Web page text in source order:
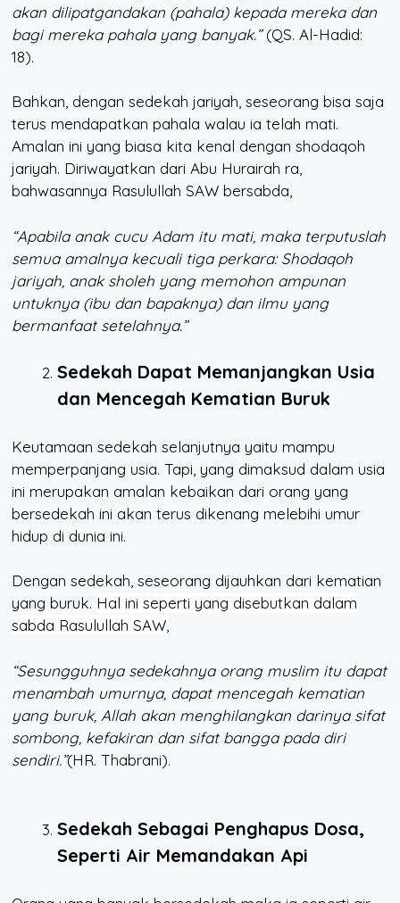
akan dilipatgandakan (pahala) kepada mereka dan
bagi mereka pahala yang banyak.”(QS. Al-Hadid:
18).
Bahkan, dengan sedekah jariyah, seseorang bisa saja
terus mendapatkan pahala walau ia telah mati.
Amalan ini yang biasa kita kenal dengan shodaqoh
jariyah. Diriwayatkan dari Abu Hurairah ra,
bahwasannya Rasulullah SAW bersabda,
“Apabila anak cucu Adam itu mati, maka terputuslah
semua amalnya kecuali tiga perkara: Shodaqoh
jariyah, anak sholeh yang memohon ampunan
untuknya (ibu dan bapaknya) dan ilmu yang
bermanfaat setelahnya.”
Sedekah Dapat Memanjangkan Usia
dan Mencegah Kematian Buruk
Keutamaan sedekah selanjutnya yaitu mampu
memperpanjang usia. Tapi, yang dimaksud dalam usia
ini merupakan amalan kebaikan dari orang yang
bersedekah ini akan terus dikenang melebihi umur
hidup di dunia ini.
Dengan sedekah, seseorang dijauhkan dari kematian
yang buruk. Hal ini seperti yang disebutkan dalam
sabda Rasulullah SAW,
“Sesungguhnya sedekahnya orang muslim itu dapat
menambah umurnya, dapat mencegah kematian
yang buruk, Allah akan menghilangkan darinya sifat
sombong, kefakiran dan sifat bangga pada diri
sendiri.”(HR. Thabrani).
Sedekah Sebagai Penghapus Dosa,
Seperti Air Memandakan Api